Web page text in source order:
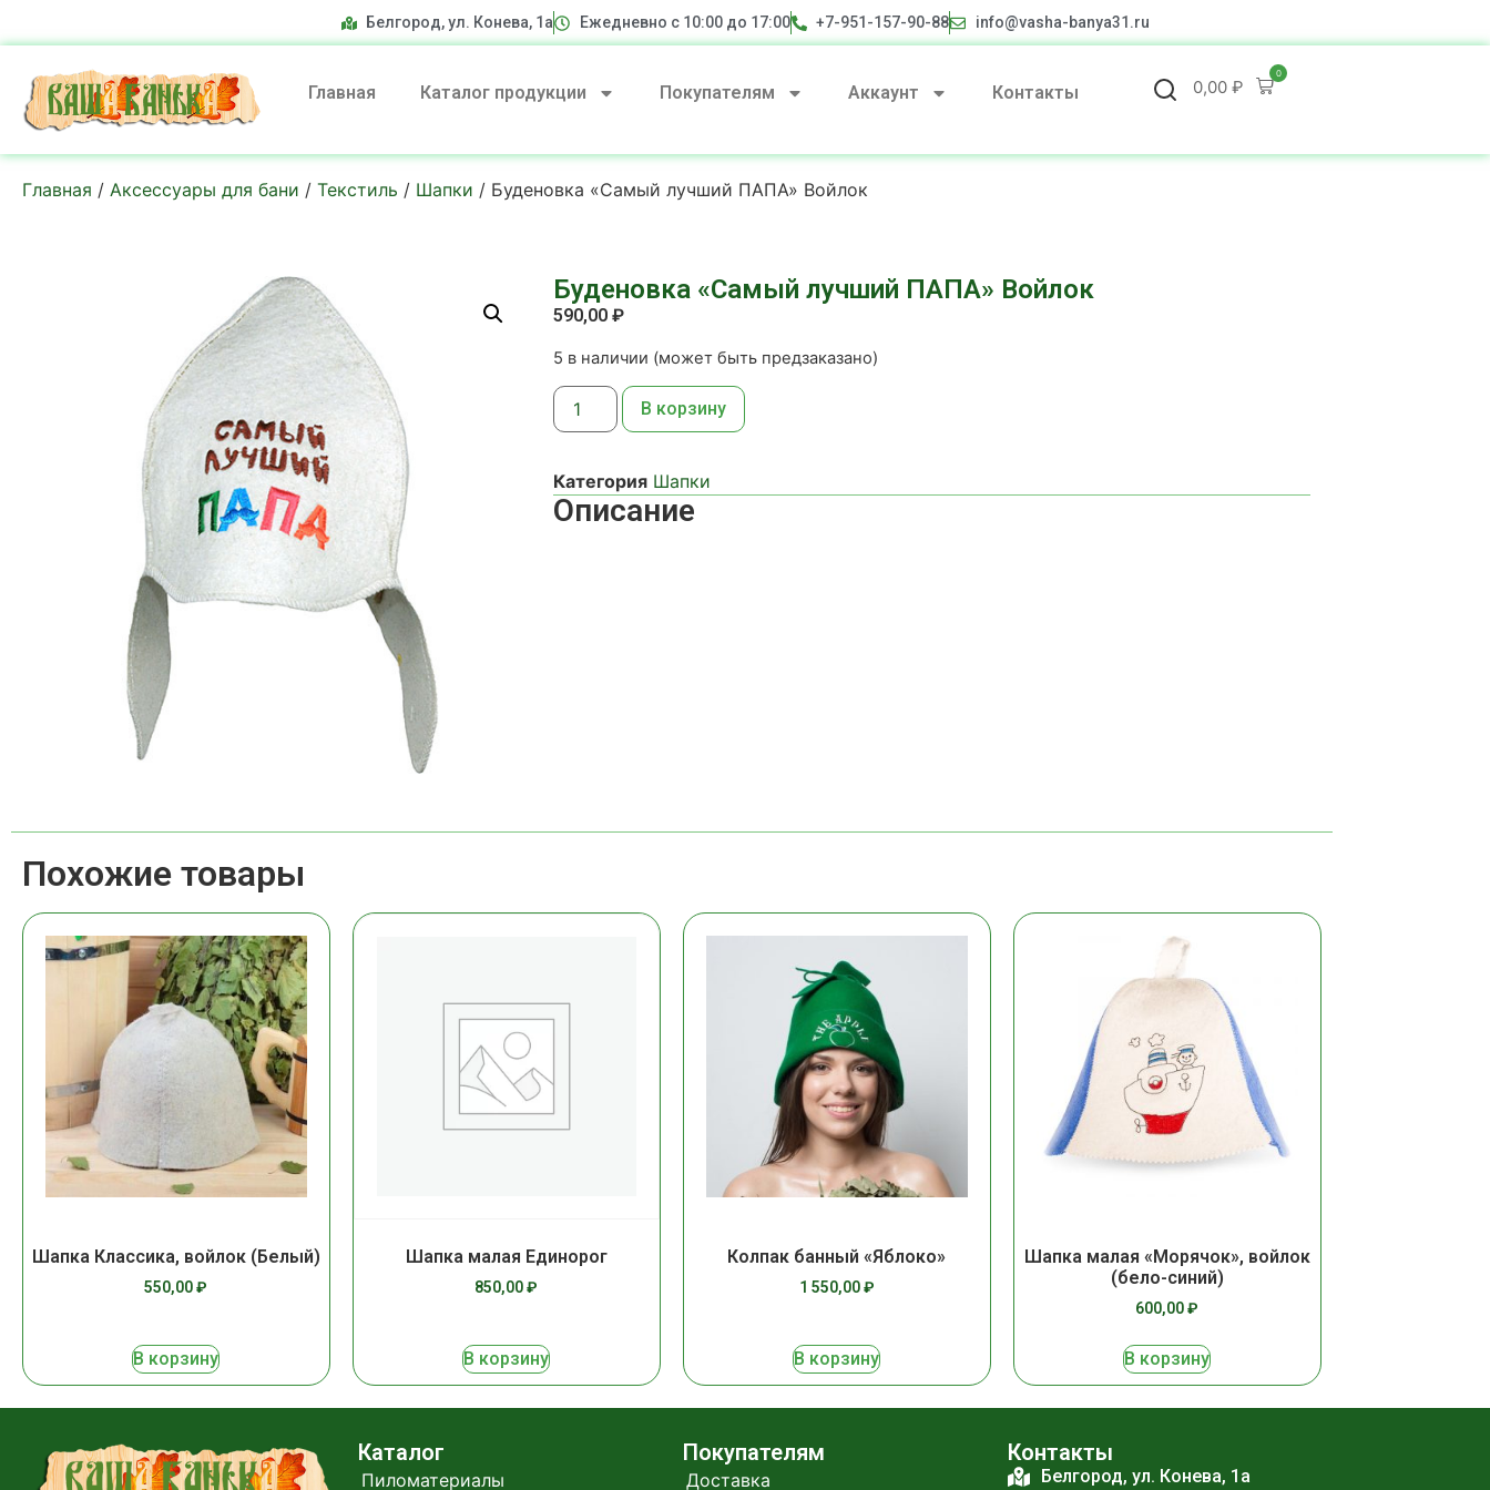
Белгород, ул. Конева, 1а Ежедневно с 10:00 до 17:00 +7-951-157-90-88 info@vasha-banya31.ru
Главная Каталог продукции Покупателям Аккаунт Контакты 0,00₽
0
Главная / Аксессуары для бани / Текстиль / Шапки / Буденовка «Самый лучший ПАПА» Войлок
Буденовка «Самый лучший ПАПА» Войлок
590,00 ₽
5 в наличии (может быть предзаказано)
В корзину
Категория Шапки
Описание
Похожие товары
Шапка Классика, войлок (Белый)
550,00₽
В корзину
Шапка малая Единорог
850,00₽
В корзину
Колпак банный «Яблоко»
1 550,00₽
В корзину
Шапка малая «Морячок», войлок
(бело-синий)
600,00₽
В корзину
Каталог
Пиломатериалы
Покупателям
Доставка
Контакты
Белгород, ул. Конева, 1а